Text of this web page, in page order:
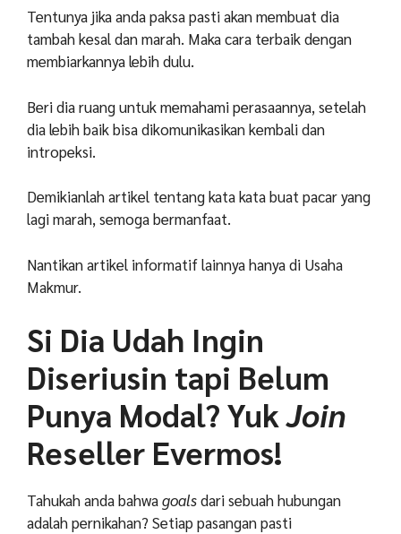
Tentunya jika anda paksa pasti akan membuat dia
tambah kesal dan marah. Maka cara terbaik dengan
membiarkannya lebih dulu.
Beri dia ruang untuk memahami perasaannya, setelah
dia lebih baik bisa dikomunikasikan kembali dan
intropeksi.
Demikianlah artikel tentang kata kata buat pacar yang
lagi marah, semoga bermanfaat.
Nantikan artikel informatif lainnya hanya di Usaha
Makmur.
Si Dia Udah Ingin
Diseriusin tapi Belum
Punya Modal? YukJoin
Reseller Evermos!
Tahukah anda bahwagoalsdari sebuah hubungan
adalah pernikahan? Setiap pasangan pasti